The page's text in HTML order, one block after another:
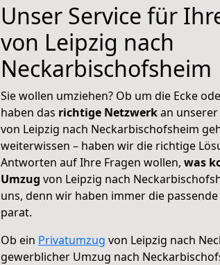
Unser Service für
von Leipzig nach
Neckarbischofsheim
Sie wollen umziehen? Ob um die Ecke
haben das richtige Netzwerkan unserer
von Leipzig nach Neckarbischofsheim
weiterwissen – haben wir die richtige
Antworten auf Ihre Fragen wollen, was
Umzug von Leipzig nach
uns, denn wir haben immer die
parat.
Ob ein Privatumzug von Leipzig nach
gewerblicher Umzug nach